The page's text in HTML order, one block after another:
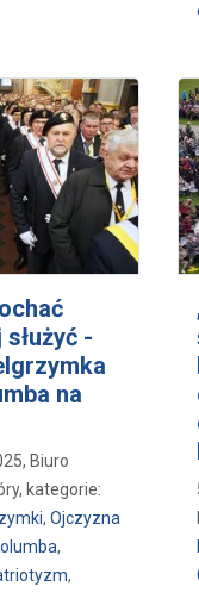
Światło
-
na
Biuro
kategorie:
, Ojczyzna
,
,